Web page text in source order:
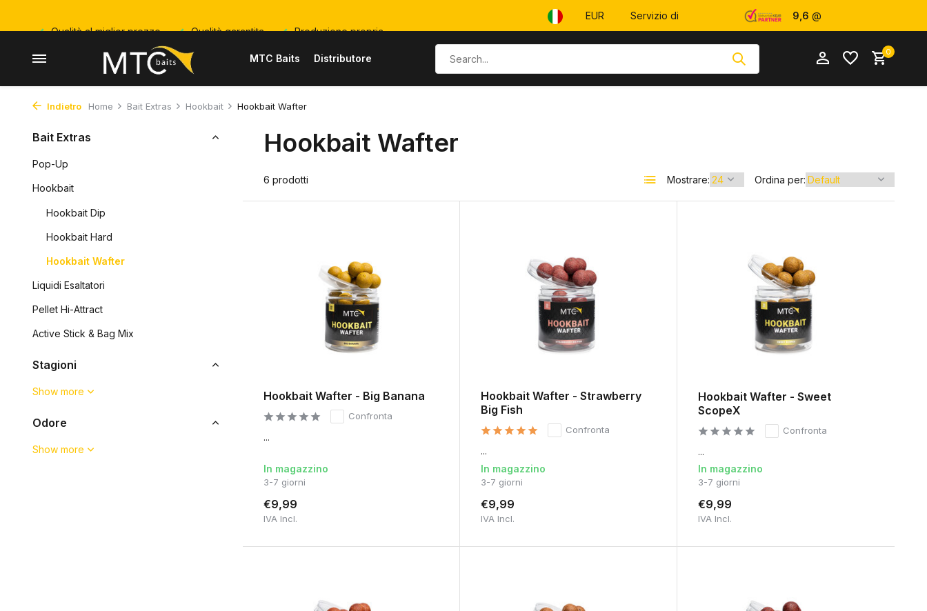
Qualità al miglior prezzo Qualità garantita Produzione propria
EUR Servizio di
Assistenza
9,6 @
WebwinkelKeur
MTC Baits
Distributore
Crea un account
0
Indietro Home Bait Extras Hookbait Hookbait Wafter
Bait Extras
Pop-Up
Hookbait
Hookbait Dip
Hookbait Hard
Hookbait Wafter
Liquidi Esaltatori
Pellet Hi-Attract
Active Stick & Bag Mix
Stagioni
Show more
Odore
Show more
Hookbait Wafter
6 prodotti Mostrare: Ordina per:
Hookbait Wafter - Big Banana
Confronta
...
In magazzino
3-7 giorni
€9,99
IVA Incl.
Hookbait Wafter - Strawberry
Big Fish
Confronta
...
In magazzino
3-7 giorni
€9,99
IVA Incl.
Hookbait Wafter - Sweet
ScopeX
Confronta
...
In magazzino
3-7 giorni
€9,99
IVA Incl.